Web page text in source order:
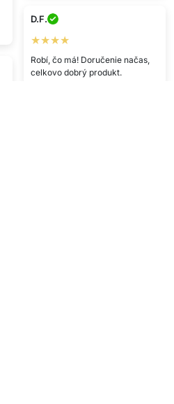
D.F.
★★★★
Robí, čo má! Doručenie načas,
celkovo dobrý produkt.